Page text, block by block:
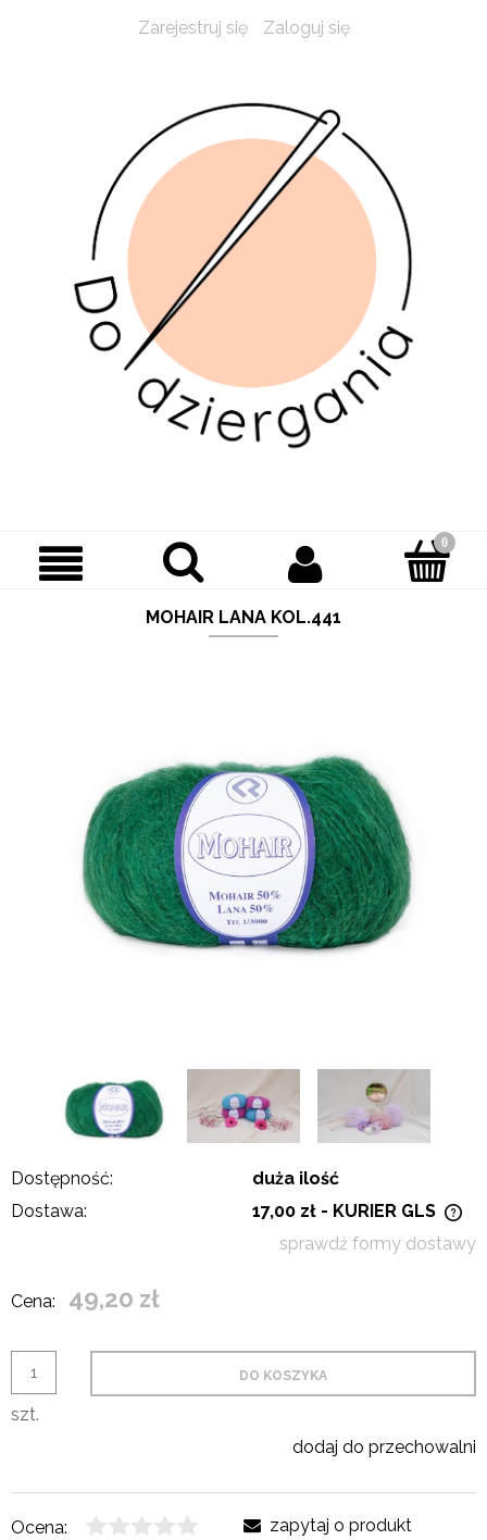
Zarejestruj się Zaloguj się
MOHAIR LANA KOL.441
Dostępność:
duża ilość
Dostawa:
17,00 zł - KURIER GLS
sprawdź formy dostawy
Cena: 49,20 zł
szt.
DO KOSZYKA
dodaj do przechowalni
Ocena:
zapytaj o produkt